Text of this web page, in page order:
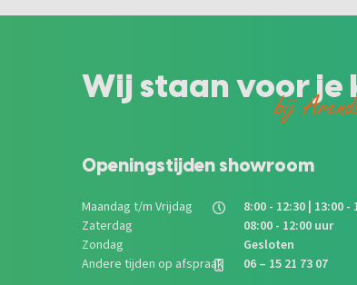
Wij staan voor je
bij
Openingstijden showroom
Maandag t/m Vrijdag
8:00 - 12:30 | 13:00 -
Zaterdag
08:00 - 12:00 uur
Zondag
Gesloten
Andere tijden op afspraak
06 – 15 21 73 07